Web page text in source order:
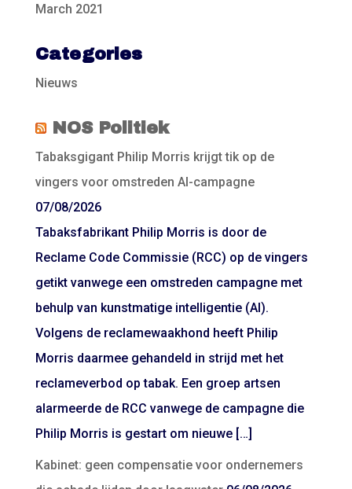
March 2021
Categories
Nieuws
NOS Politiek
Tabaksgigant Philip Morris krijgt tik op de
vingers voor omstreden AI-campagne
07/08/2026
Tabaksfabrikant Philip Morris is door de
Reclame Code Commissie (RCC) op de vingers
getikt vanwege een omstreden campagne met
behulp van kunstmatige intelligentie (AI).
Volgens de reclamewaakhond heeft Philip
Morris daarmee gehandeld in strijd met het
reclameverbod op tabak. Een groep artsen
alarmeerde de RCC vanwege de campagne die
Philip Morris is gestart om nieuwe […]
Kabinet: geen compensatie voor ondernemers